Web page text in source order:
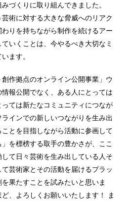
づくりに取り組んできました。
術に対する大きな脅威へのリアク
りを持ちながら制作を続けるアー
いくことは、今やるべき大切なミ
ます。
作拠点のオンライン公開事業」ウ
報公開でなく、ある人にとっては
ては新たなコミュニティにつなが
インでの新しいつながりを生み出
とを目指しながら活動に参画して
を標榜する取手の豊かさが、ここ
て日々芸術を生み出している人そ
芸術家とその活動を届けるプラッ
果たすことを試みたいと思いま
、よろしくお願いいたします！ ま